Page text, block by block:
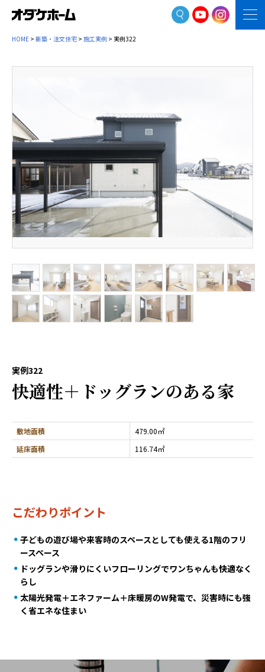
HOME > 新築・注文住宅 > 施工実例 > 実例322
実例322
快適性＋ドッグランのある家
敷地面積
479.00㎡
延床面積
116.74㎡
こだわりポイント
子どもの遊び場や来客時のスペースとしても使える1階のフリ
ースペース
ドッグランや滑りにくいフローリングでワンちゃんも快適なく
らし
太陽光発電＋エネファーム＋床暖房のW発電で、災害時にも強
く省エネな住まい